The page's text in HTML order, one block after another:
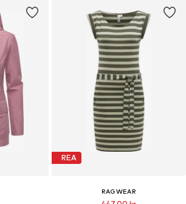
REA
RAGWEAR